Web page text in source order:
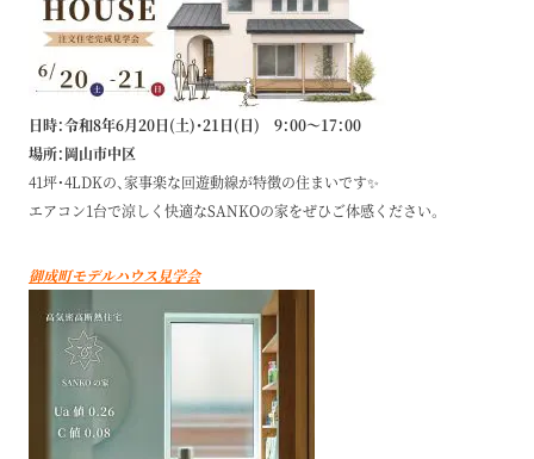
日時：令和8年6月20日(土)・21日(日) 9：00～17：00
場所：岡山市中区
41坪・4LDKの、家事楽な回遊動線が特徴の住まいです✨
エアコン1台で涼しく快適なSANKOの家をぜひご体感ください。
御成町モデルハウス見学会